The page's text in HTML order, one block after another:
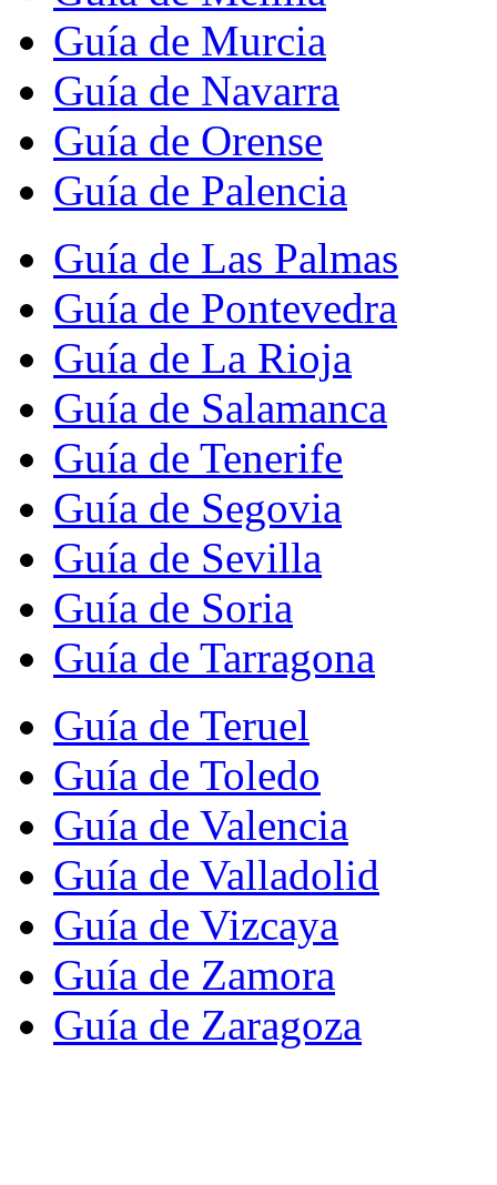
Guía de Murcia
Guía de Navarra
Guía de Orense
Guía de Palencia
Guía de Las Palmas
Guía de Pontevedra
Guía de La Rioja
Guía de Salamanca
Guía de Tenerife
Guía de Segovia
Guía de Sevilla
Guía de Soria
Guía de Tarragona
Guía de Teruel
Guía de Toledo
Guía de Valencia
Guía de Valladolid
Guía de Vizcaya
Guía de Zamora
Guía de Zaragoza